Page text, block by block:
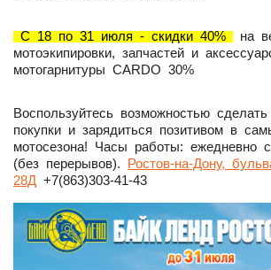
С 18 по 31 июля - скидки 40%
на
мотоэкипировки, запчастей и
мотогарнитуры CARDO 30%
Воспользуйтесь возможностью
покупки и зарядиться позитивом в
мотосезона! Часы работы: ежедневно
(без перерывов).
Ростов-на-Дону,
28Д +7(863)303-41-43